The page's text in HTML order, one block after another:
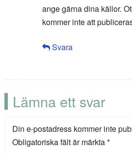
ange gärna dina källor.
kommer inte att
Svara
Lämna ett svar
Din e-postadress kommer inte
Obligatoriska fält är märkta*